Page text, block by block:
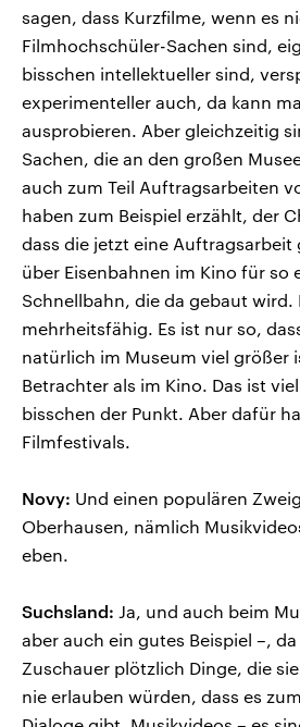
sagen, dass Kurzfilme, wenn es
Filmhochschüler-Sachen sind,
bisschen intellektueller sind,
experimenteller auch, da kann
ausprobieren. Aber gleichzeitig
Sachen, die an den großen
auch zum Teil Auftragsarbeiten
haben zum Beispiel erzählt, der
dass die jetzt eine Auftragsarbeit
über Eisenbahnen im Kino für so
Schnellbahn, die da gebaut wird.
mehrheitsfähig. Es ist nur so,
natürlich im Museum viel größer
Betrachter als im Kino. Das ist
bisschen der Punkt. Aber dafür
Filmfestivals.
Novy: Und einen populären
Oberhausen, nämlich
eben.
Suchsland: Ja, und auch beim
aber auch ein gutes Beispiel –,
Zuschauer plötzlich Dinge, die
nie erlauben würden, dass es